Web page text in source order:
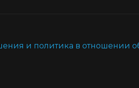
и политика в отношении